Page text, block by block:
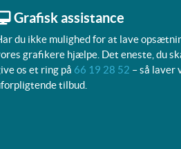
Grafisk assistance
du ikke mulighed for at lave
grafikere hjælpe. Det eneste, du
os et ring på 66 19 28 52 – så laver
tilbud.